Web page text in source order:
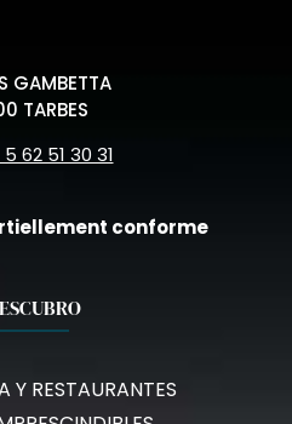
GAMBETTA
TARBES
62 51 30 31
conforme
Y RESTAURANTES